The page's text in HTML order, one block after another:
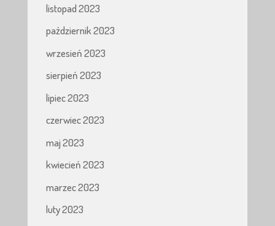
listopad 2023
październik 2023
wrzesień 2023
sierpień 2023
lipiec 2023
czerwiec 2023
maj 2023
kwiecień 2023
marzec 2023
luty 2023